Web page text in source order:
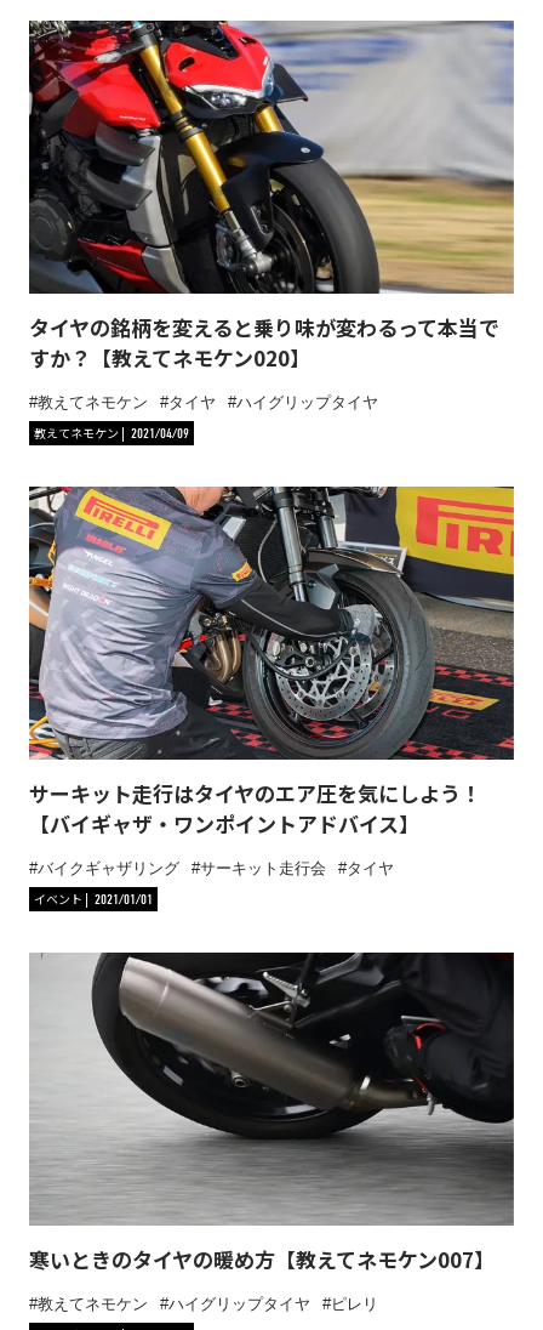
タイヤの銘柄を変えると乗り味が変わるって本当で
すか？【教えてネモケン020】
教えてネモケン タイヤ
ハイグリップタイヤ
教えてネモケン
2021/04/09
サーキット走行はタイヤのエア圧を気にしよう！
【バイギャザ・ワンポイントアドバイス】
バイクギャザリング サーキット走行会
タイヤ
イベント
2021/01/01
寒いときのタイヤの暖め方【教えてネモケン007】
教えてネモケン ハイグリップタイヤ
ピレリ